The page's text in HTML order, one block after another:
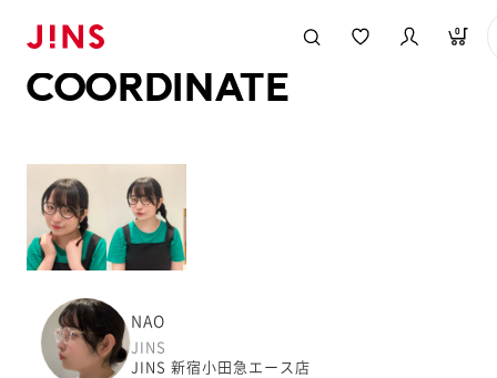
0
COORDINATE
NAO
JINS
JINS 新宿小田急エース店